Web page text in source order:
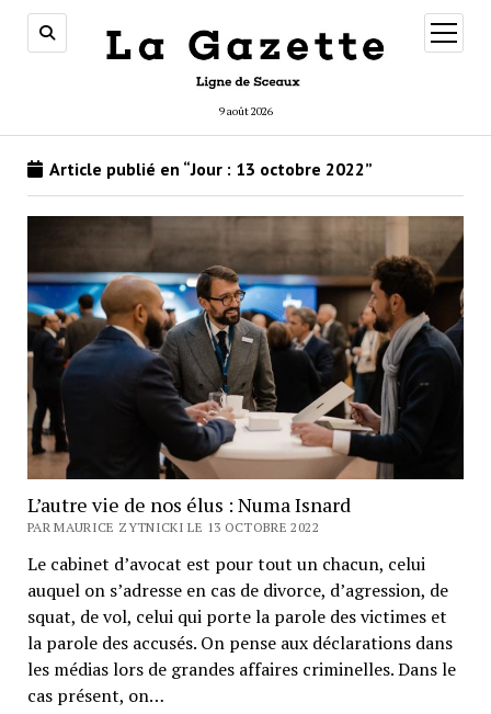
9 août 2026
ouvrir
menu
Article publié en “Jour : 13 octobre 2022”
L’autre vie de nos élus : Numa Isnard
PAR MAURICE ZYTNICKI LE 13 OCTOBRE 2022
Le cabinet d’avocat est pour tout un chacun, celui
auquel on s’adresse en cas de divorce, d’agression, de
squat, de vol, celui qui porte la parole des victimes et
la parole des accusés. On pense aux déclarations dans
les médias lors de grandes affaires criminelles. Dans le
cas présent, on…